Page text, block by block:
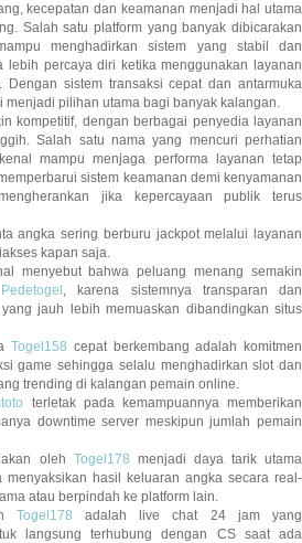
kecepatan dan keamanan menjadi hal utama
Salah satu platform yang banyak dibicarakan
menghadirkan sistem yang stabil dan
lebih percaya diri ketika menggunakan layanan
sistem transaksi cepat dan antarmuka
menjadi pilihan utama bagi banyak kalangan.
kompetitif, dengan berbagai penyedia layanan
Salah satu nama yang mencuri perhatian
mampu menjaga performa layanan tetap
sistem keamanan demi kenyamanan
jika kepercayaan publik terus
angka sering berburu jackpot melalui layanan
kapan saja.
menyebut bahwa peluang menang semakin
Pedetogel , karena sistemnya transparan dan
jauh lebih memuaskan dibandingkan situs
Togel158 cepat berkembang adalah komitmen
game sehingga selalu menghadirkan slot dan
trending di kalangan pemain online.
terletak pada kemampuannya memberikan
downtime server meskipun jumlah pemain
oleh Togel178 menjadi daya tarik utama
menyaksikan hasil keluaran angka secara real-
atau berpindah ke platform lain.
Togel178 adalah live chat 24 jam yang
langsung terhubung dengan CS saat ada